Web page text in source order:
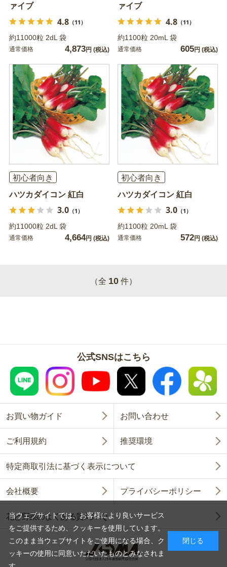
ァイブ
4.8（11）
約11000粒 2dL 袋
通常価格 4,873円 (税込)
ァイブ
4.8（11）
約1100粒 20mL 袋
通常価格 605円 (税込)
初心者向き
ハツカダイコン 紅白
3.0（1）
約11000粒 2dL 袋
通常価格 4,664円 (税込)
初心者向き
ハツカダイコン 紅白
3.0（1）
約1100粒 20mL 袋
通常価格 572円 (税込)
（全 10 件）
公式SNSはこちら
お買い物ガイド お問い合わせ
ご利用規約 推奨環境
特定商取引法に基づく表示について
会社概要 プライバシーポリシー
花と野菜のよくある質問FAQ
当ウェブサイトでは、お客様により良いサービス
をご提供するため、クッキーを使用しています。
このまま当ウェブサイトをご使用になる場合、ク
ッキーの使用に同意いただいたものとみなされま
閉じる